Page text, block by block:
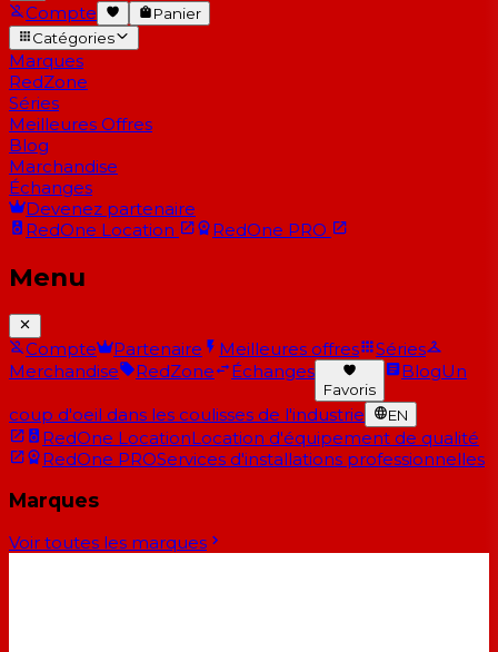
Compte
Panier
Catégories
Marques
RedZone
Séries
Meilleures Offres
Blog
Marchandise
Échanges
Devenez partenaire
RedOne Location RedOne PRO
Menu
Compte Partenaire Meilleures offres
Séries
Merchandise
RedZone Échanges
Favoris
BlogUn
coup d'oeil dans les coulisses de l'industrie EN
RedOne LocationLocation d'équipement de qualité
RedOne PROServices d'installations professionnelles
Marques
Voir toutes les marques